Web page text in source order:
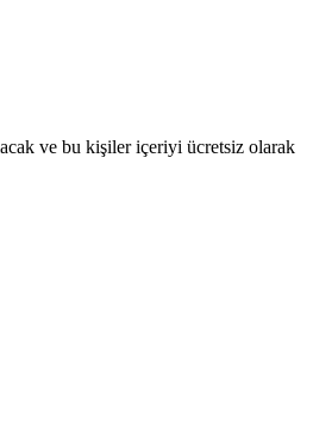
ve bu kişiler içeriyi ücretsiz olarak